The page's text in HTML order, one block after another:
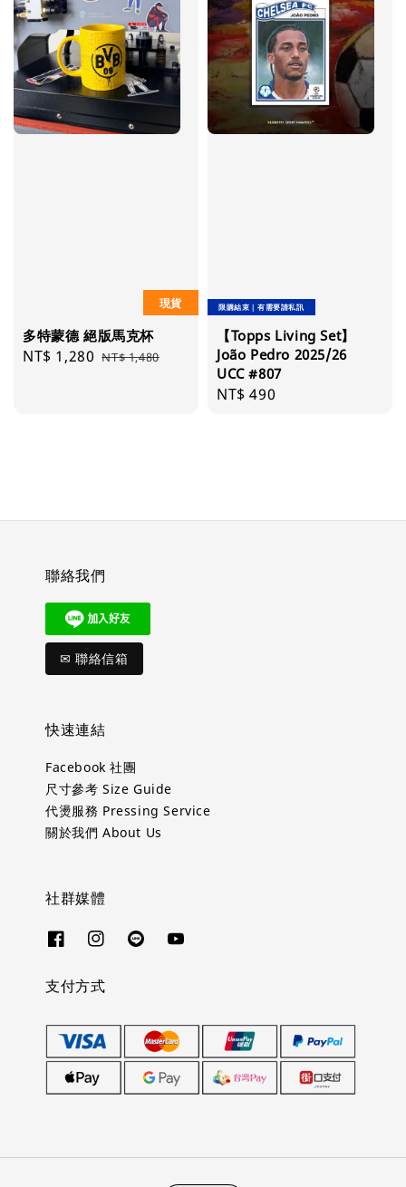
現貨
多特蒙德 絕版馬克杯
Sale
NT$ 1,280 Regular
NT$ 1,480
限購結束｜有需要請私訊
【Topps Living Set】
João Pedro 2025/26
UCC #807
Regular
NT$ 490
聯絡我們
✉ 聯絡信箱
快速連結
Facebook 社團
尺寸參考 Size Guide
代燙服務 Pressing Service
關於我們 About Us
社群媒體
支付方式